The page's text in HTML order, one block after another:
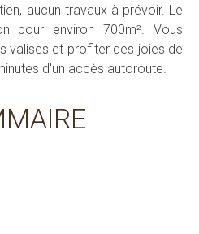
aucun travaux à prévoir. Le
pour environ 700m². Vous
valises et profiter des joies de
d'un accès autoroute.